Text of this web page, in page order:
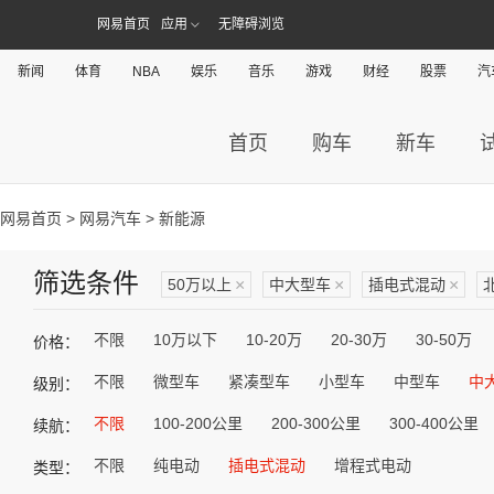
网易首页 应用 无障碍浏览
新闻 体育 NBA 娱乐 音乐 游戏 财经 股票 汽
首页 购车 新车
网易首页 > 网易汽车 > 新能源
筛选条件 50万以上 × 中大型车 × 插电式混动 ×
价格： 不限 10万以下 10-20万 20-30万 30-50万
级别： 不限 微型车 紧凑型车 小型车 中型车 中
续航： 不限 100-200公里 200-300公里 300-400公里
类型： 不限 纯电动 插电式混动 增程式电动